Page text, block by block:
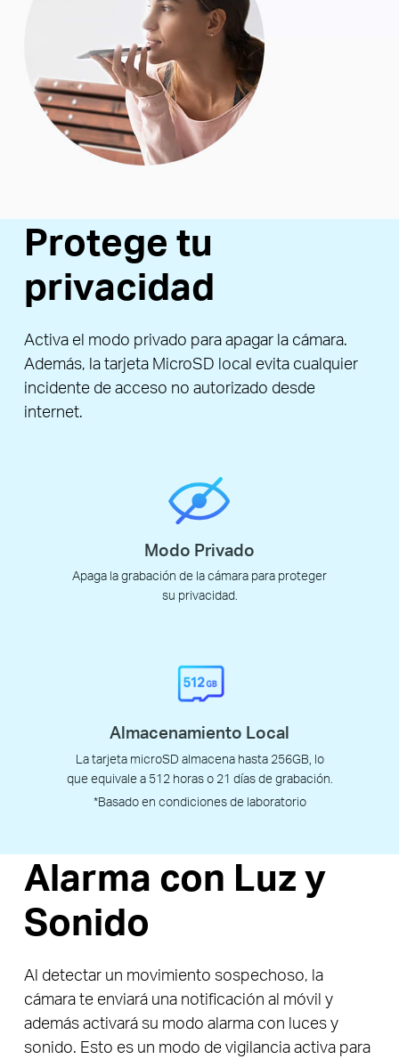
Protege tu
privacidad
Activa el modo privado para apagar la cámara.
Además, la tarjeta MicroSD local evita cualquier
incidente de acceso no autorizado desde
internet.
Modo Privado
Apaga la grabación de la cámara para proteger
su privacidad.
Almacenamiento Local
La tarjeta microSD almacena hasta 256GB, lo
que equivale a 512 horas o 21 días de grabación.
*Basado en condiciones de laboratorio
Alarma con Luz y
Sonido
Al detectar un movimiento sospechoso, la
cámara te enviará una notificación al móvil y
además activará su modo alarma con luces y
sonido. Esto es un modo de vigilancia activa para